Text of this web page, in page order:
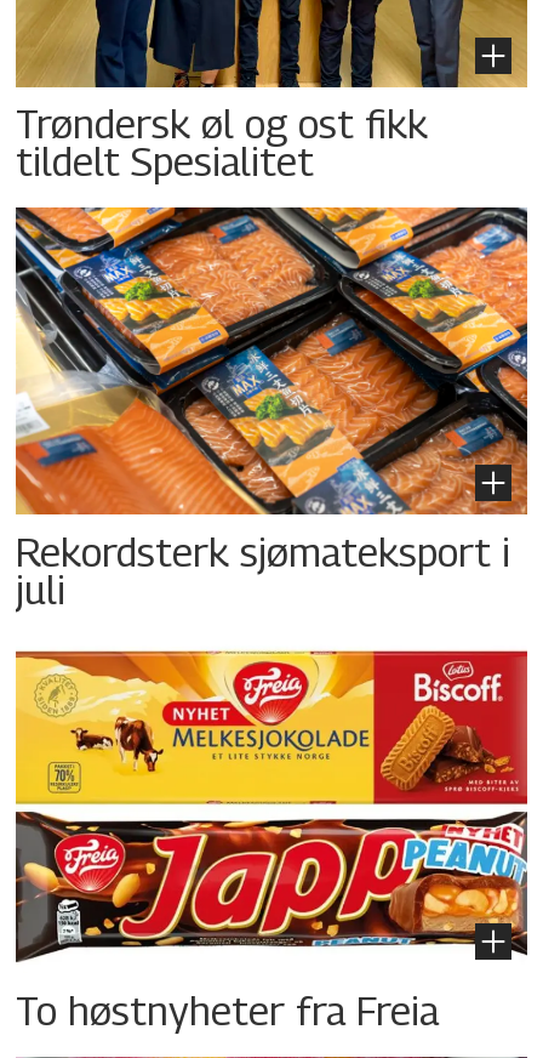
Trøndersk øl og ost fikk
tildelt Spesialitet
Rekordsterk sjømateksport i
juli
To høstnyheter fra Freia